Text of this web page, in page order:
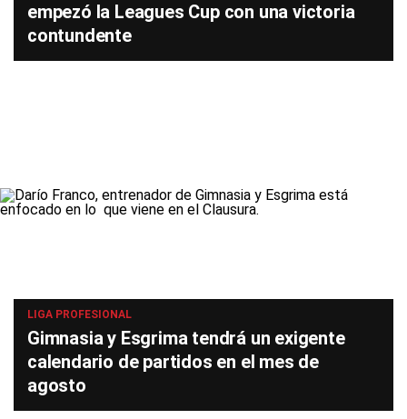
empezó la Leagues Cup con una victoria
contundente
LIGA PROFESIONAL
Gimnasia y Esgrima tendrá un exigente
calendario de partidos en el mes de
agosto